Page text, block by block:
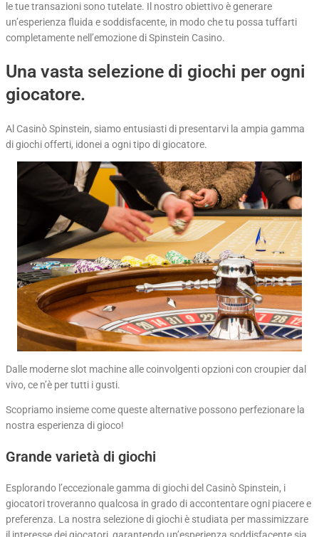
le tue transazioni sono tutelate. Il nostro obiettivo è generare
un’esperienza fluida e soddisfacente, in modo che tu possa tuffarti
completamente nell’emozione di Spinstein Casino.
Una vasta selezione di giochi per ogni
giocatore.
Al Casinò Spinstein, siamo entusiasti di presentarvi la ampia gamma
di giochi offerti, idonei a ogni tipo di giocatore.
Dalle moderne slot machine alle coinvolgenti opzioni con croupier dal
vivo, ce n’è per tutti i gusti.
Scopriamo insieme come queste alternative possono perfezionare la
nostra esperienza di gioco!
Grande varietà di giochi
Esplorando l’eccezionale gamma di giochi del Casinò Spinstein, i
giocatori troveranno qualcosa in grado di accontentare ogni piacere e
preferenza. La nostra selezione di giochi è studiata per massimizzare